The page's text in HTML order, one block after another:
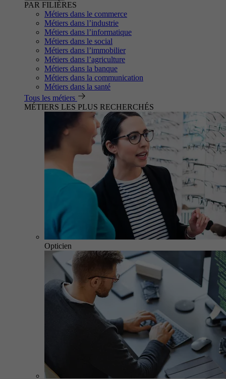
PAR FILIÈRES
Métiers dans le commerce
Métiers dans l’industrie
Métiers dans l’informatique
Métiers dans le social
Métiers dans l’immobilier
Métiers dans l’agriculture
Métiers dans la banque
Métiers dans la communication
Métiers dans la santé
Tous les métiers
MÉTIERS LES PLUS RECHERCHÉS
Opticien